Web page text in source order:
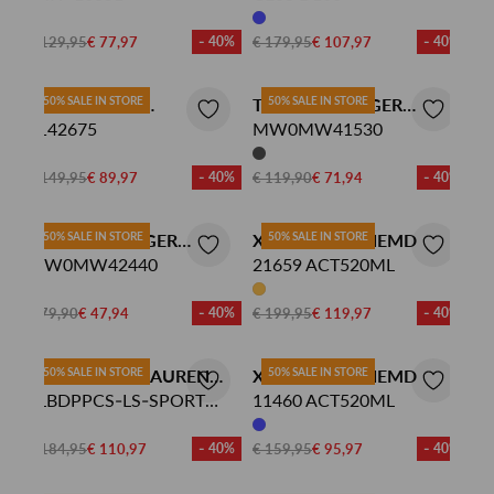
€ 129,95€ 77,97 - 40% € 179,95€ 107,97 - 40%
50% SALE IN STORE
JOHN MILLER
OVERHEMD
5142675
€ 149,95€ 89,97 - 40%
50% SALE IN STORE
TOMMY HILFIGER
OVERHEMD
MW0MW41530
€ 119,90€ 71,94 - 40%
50% SALE IN STORE
TOMMY HILFIGER
OVERHEMD
MW0MW42440
€ 79,90€ 47,94 - 40%
50% SALE IN STORE
XACUS OVERHEMD
21659 ACT520ML
€ 199,95€ 119,97 - 40%
50% SALE IN STORE
POLO RALPH LAUREN
OVERHEMD
SLBDPPCS-LS-SPORT
€ 184,95€ 110,97 - 40%
50% SALE IN STORE
XACUS OVERHEMD
11460 ACT520ML
€ 159,95€ 95,97 - 40%